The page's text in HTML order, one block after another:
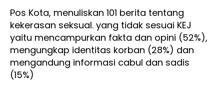
Pos Kota, menuliskan 101 berita tentang
kekerasan seksual. yang tidak sesuai KEJ
yaitu mencampurkan fakta dan opini (52%),
mengungkap identitas korban (28%) dan
mengandung informasi cabul dan sadis
(15%)